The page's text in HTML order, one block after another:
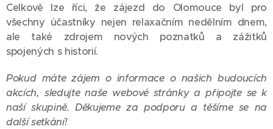
Celkově lze říci, že zájezd do Olomouce byl pro
všechny účastníky nejen relaxačním nedělním dnem,
ale také zdrojem nových poznatků a zážitků
spojených s historií.
Pokud máte zájem o informace o našich budoucích
akcích, sledujte naše webové stránky a připojte se k
naší skupině. Děkujeme za podporu a těšíme se na
další setkání!